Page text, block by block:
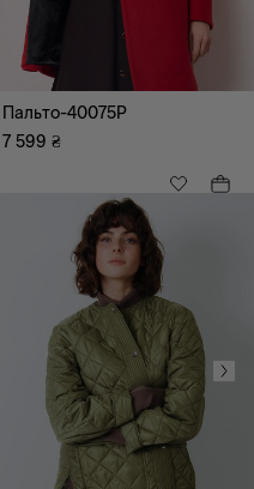
Пальто-40075P
7 599 ₴